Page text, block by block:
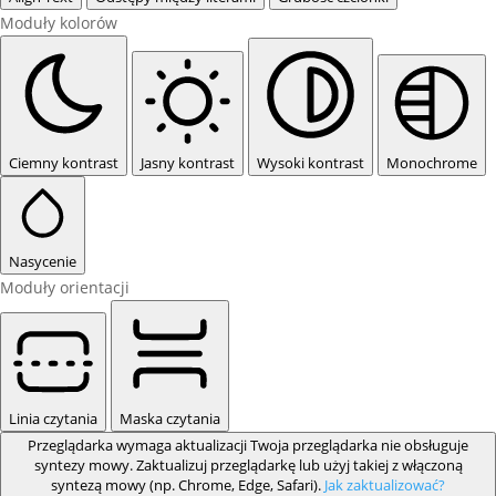
Moduły kolorów
Ciemny kontrast Jasny kontrast Wysoki kontrast Monochrome
Nasycenie
Moduły orientacji
Linia czytania
Maska czytania
Przeglądarka wymaga aktualizacjiTwoja przeglądarka nie obsługuje
syntezy mowy. Zaktualizuj przeglądarkę lub użyj takiej z włączoną
syntezą mowy (np. Chrome, Edge, Safari). Jak zaktualizować?